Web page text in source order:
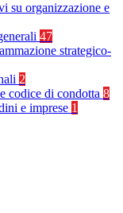
su organizzazione e
47
strategico-
2
codice di condotta 8
e imprese 1